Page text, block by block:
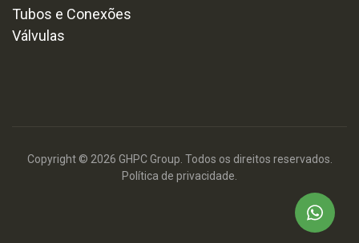
Tubos e Conexões
Válvulas
Copyright © 2026 GHPC Group. Todos os direitos reservados.
Política de privacidade.